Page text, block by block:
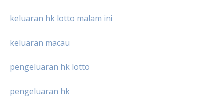
keluaran hk lotto malam ini
keluaran macau
pengeluaran hk lotto
pengeluaran hk